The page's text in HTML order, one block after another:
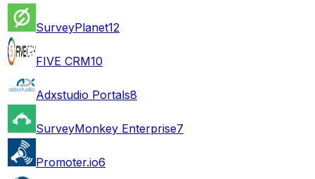
SurveyPlanet12
FIVE CRM10
Adxstudio Portals8
SurveyMonkey Enterprise7
Promoter.io6